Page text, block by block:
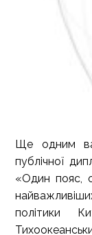
Ще одним
публічної
«Один пояс,
політики